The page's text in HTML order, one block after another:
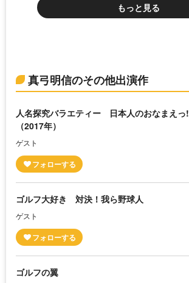
もっと見る
真弓明信のその他出演作
人名探究バラエティー 日本人のおなまえっ!
（2017年）
ゲスト
ゴルフ大好き 対決！我ら野球人
ゲスト
ゴルフの翼